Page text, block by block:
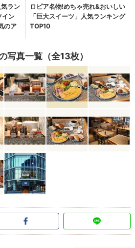
写真一覧（全13枚）